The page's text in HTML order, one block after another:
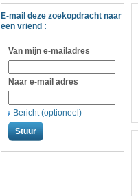
E-mail deze zoekopdracht naar
een vriend :
Van mijn e-mailadres
Naar e-mail adres
Bericht (optioneel)